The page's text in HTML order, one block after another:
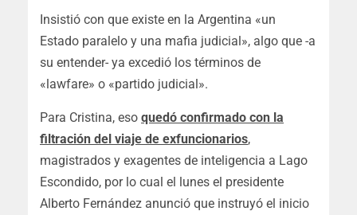
Insistió con que existe en la Argentina «un
Estado paralelo y una mafia judicial», algo que -a
su entender- ya excedió los términos de
«lawfare» o «partido judicial».
Para Cristina, eso quedó confirmado con la
filtración del viaje de exfuncionarios,
magistrados y exagentes de inteligencia a Lago
Escondido, por lo cual el lunes el presidente
Alberto Fernández anunció que instruyó el inicio